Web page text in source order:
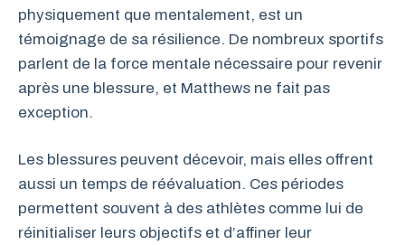
physiquement que mentalement, est un
témoignage de sa résilience. De nombreux sportifs
parlent de la force mentale nécessaire pour revenir
après une blessure, et Matthews ne fait pas
exception.
Les blessures peuvent décevoir, mais elles offrent
aussi un temps de réévaluation. Ces périodes
permettent souvent à des athlètes comme lui de
réinitialiser leurs objectifs et d’affiner leur